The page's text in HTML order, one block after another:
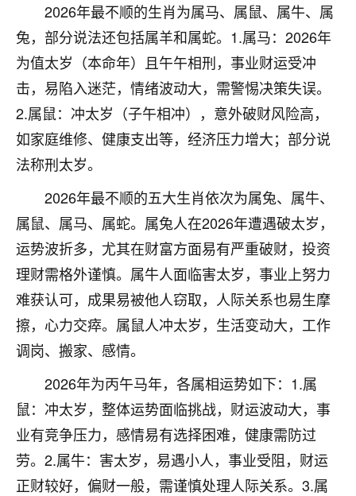
2026年最不顺的生肖为属马、属鼠、属牛、属
兔，部分说法还包括属羊和属蛇。1.属马：2026年
为值太岁（本命年）且午午相刑，事业财运受冲
击，易陷入迷茫，情绪波动大，需警惕决策失误。
2.属鼠：冲太岁（子午相冲），意外破财风险高，
如家庭维修、健康支出等，经济压力增大；部分说
法称刑太岁。
2026年最不顺的五大生肖依次为属兔、属牛、
属鼠、属马、属蛇。属兔人在2026年遭遇破太岁，
运势波折多，尤其在财富方面易有严重破财，投资
理财需格外谨慎。属牛人面临害太岁，事业上努力
难获认可，成果易被他人窃取，人际关系也易生摩
擦，心力交瘁。属鼠人冲太岁，生活变动大，工作
调岗、搬家、感情。
2026年为丙午马年，各属相运势如下：1.属
鼠：冲太岁，整体运势面临挑战，财运波动大，事
业有竞争压力，感情易有选择困难，健康需防过
劳。2.属牛：害太岁，易遇小人，事业受阻，财运
正财较好，偏财一般，需谨慎处理人际关系。3.属
付深
我是公司人事调整，有升迁机会，但同时竞争的我们
三个，找老师的时候是抱着侥幸心理，没想到老师看
着我晋升有望，我半信半疑的按照老师建议，做了化
太岁还有一个发钱粮，本来年前的人事调整，拖到年
后，我以为都没戏了，结果开年一上班，开会提拔升
职第一个就是我，职务无所谓，主要是底薪加了
3000，非常开心，无论如何，感恩感谢！🙏🏻
鹿森 ：恭喜升职加薪！！，请客吗？�
12小时前 来自北京 32
心心相印
我身体不太好，总是病病殃殃的，去检查又没什么大
问题，反正就是不舒服。中医西医看遍了，找不到问
题，后来无意中看到有人推荐慧来老师，跟老师聊过
之后，心情豁然开朗，也听老师建议，处理了一些因
果问题。今年以来，身体比以前好多，主要是心情好
了，老师说境随心转，现在深有体会了。
鹿森 ：是的，其实跟老师聊过之后，最大的感
触，首先就是心态会变好，万般皆是命，半点
不由人！
1天前 来自四川 9